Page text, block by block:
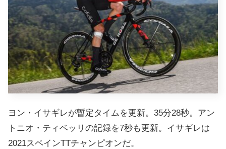
ヨン・イサギレが暫定タイムを更新。35分28秒。アン
トニオ・ティベッリの記録を7秒も更新。イサギレは
2021スペインTTチャンピオンだ。